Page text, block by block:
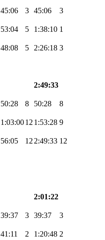
45:06 3 45:06 3
53:04 5 1:38:10 1
48:08 5 2:26:18 3
2:49:33
50:28 8 50:28 8
1:03:0012 1:53:28 9
56:05 12 2:49:33 12
2:01:22
39:37 3 39:37 3
41:11 2 1:20:48 2